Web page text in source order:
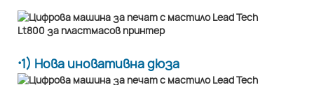
·1) Нова иновативна дюза